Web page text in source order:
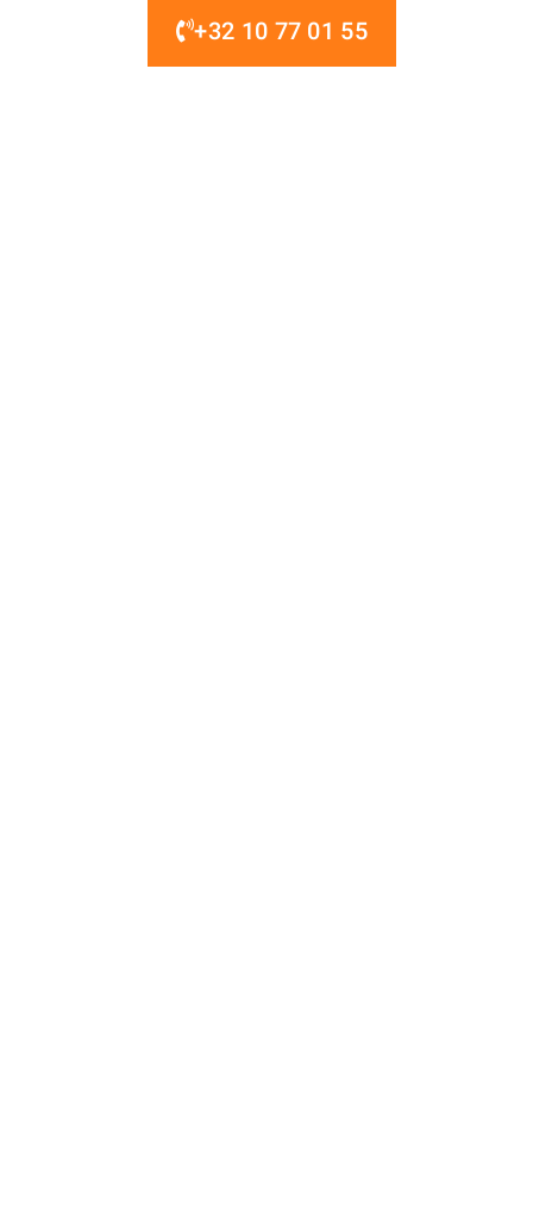
+32 10 77 01 55